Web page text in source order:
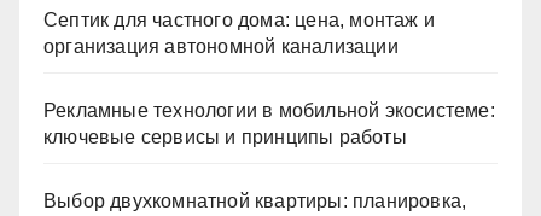
Септик для частного дома: цена, монтаж и
организация автономной канализации
Рекламные технологии в мобильной экосистеме:
ключевые сервисы и принципы работы
Выбор двухкомнатной квартиры: планировка,